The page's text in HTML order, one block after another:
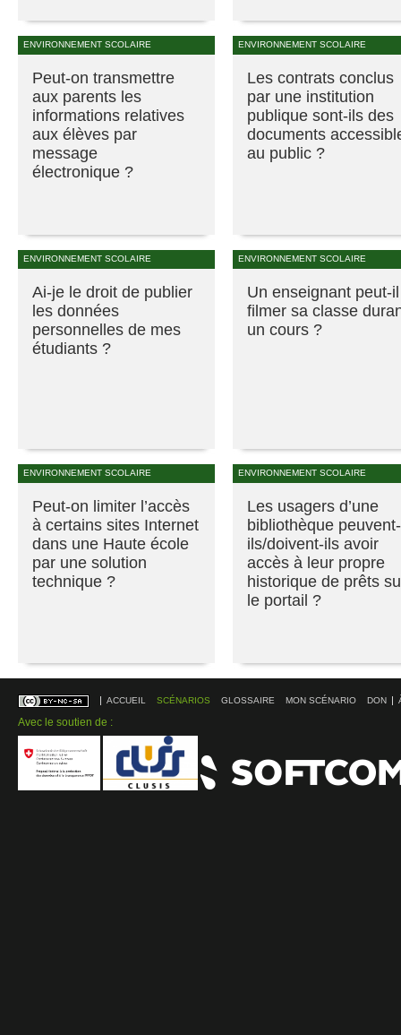
ENVIRONNEMENT SCOLAIRE
Peut-on transmettre
aux parents les
informations relatives
aux élèves par
message
électronique ?
ENVIRONNEMENT SCOLAIRE
Les contrats conclus
par une institution
publique sont-ils des
documents
au public ?
ENVIRONNEMENT SCOLAIRE
Ai-je le droit de publier
les données
personnelles de mes
étudiants ?
ENVIRONNEMENT SCOLAIRE
Un enseignant peut-il
filmer sa classe
un cours ?
ENVIRONNEMENT SCOLAIRE
Peut-on limiter l’accès
à certains sites Internet
dans une Haute école
par une solution
technique ?
ENVIRONNEMENT SCOLAIRE
Les usagers d’une
bibliothèque peuvent-
ils/doivent-ils avoir
accès à leur propre
historique de prêts
le portail ?
ACCUEIL SCÉNARIOS GLOSSAIRE MON SCÉNARIO DON
Avec le soutien de :